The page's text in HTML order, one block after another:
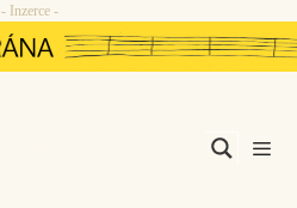
- Inzerce -